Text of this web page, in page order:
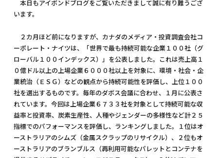
本日もアイボンドブログをご覧いただきまして誠に有り難うござ
います。
２カ月ほど前になりますが、カナダのメディア・投資調査会社コ
ーポレート・ナイツは、「世界で最も持続可能な企業１００社（グ
ローバル１００インデックス）」を公表しました。これは売上高１
０億ドル以上の上場企業６０００社以上を対象に、環境・社会・企
業統治（ＥＳＧ）などの観点から持続可能性を評価し、上位１００
社を選出するものです。毎年のダボス会議に合わせ、１月に公表さ
れています。今回は上場企業６７３３社を対象として持続可能な収
益率と投資率、炭素生産性、人種やジェンダーの多様性など計２５
指標でのパフォーマンスを評価し、ランキングしました。１位はオ
ーストラリアのシムズ（金属スクラップのリサイクル）、２位もオ
ーストラリアのブランブルス（再利用可能なパレットとコンテナを